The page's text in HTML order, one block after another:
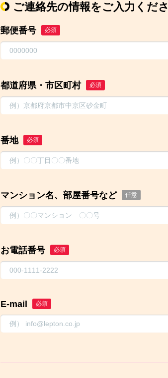
ご連絡先の情報をご入力くだ
郵便番号 必須
都道府県・市区町村 必須
番地 必須
マンション名、部屋番号など 任意
お電話番号 必須
E-mail 必須